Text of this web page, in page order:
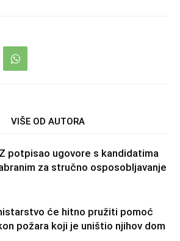
VIŠE OD AUTORA
potpisao ugovore s kandidatima
za stručno osposobljavanje
će hitno pružiti pomoć
požara koji je uništio njihov dom